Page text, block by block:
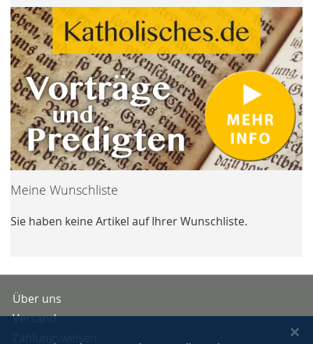
Meine Wunschliste
Sie haben keine Artikel auf Ihrer Wunschliste.
Über uns
Versand